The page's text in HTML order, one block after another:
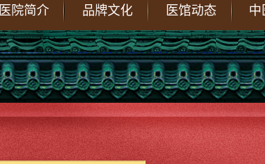
中
医馆动态
品牌文化
医院简介